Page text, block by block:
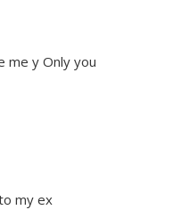
me y Only you
my ex